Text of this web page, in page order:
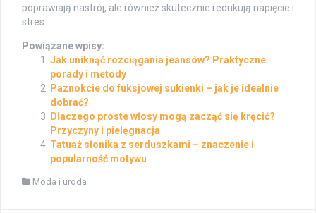
poprawiają nastrój, ale również skutecznie redukują napięcie i
stres.
Powiązane wpisy:
Jak uniknąć rozciągania jeansów? Praktyczne
porady i metody
Paznokcie do fuksjowej sukienki – jak je idealnie
dobrać?
Dlaczego proste włosy mogą zacząć się kręcić?
Przyczyny i pielęgnacja
Tatuaż słonika z serduszkami – znaczenie i
popularność motywu
Moda i uroda